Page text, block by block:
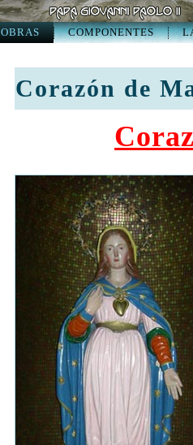
OBRAS COMPONENTES
Corazón de